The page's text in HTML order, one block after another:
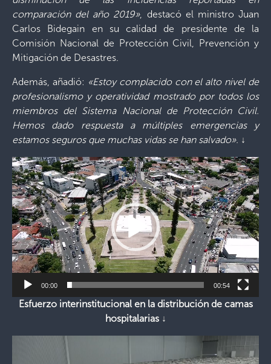
comparación del año 2019», destacó el ministro Juan
Carlos Bidegain en su calidad de presidente de la
Comisión Nacional de Protección Civil, Prevención y
Mitigación de Desastres.
Además, añadió: «Estoy complacido con el alto nivel de
profesionalismo y operatividad mostrado por todos los
miembros del Sistema Nacional de Protección Civil.
Hemos dado respuesta a múltiples emergencias y
estamos seguros que muchas vidas se han salvado». ↓
Reproductor
de
vídeo
00:00 00:54
Esfuerzo interinstitucional en la distribución de camas
hospitalarias ↓
Reproductor